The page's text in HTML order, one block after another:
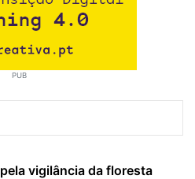
PUB
vigilância da floresta